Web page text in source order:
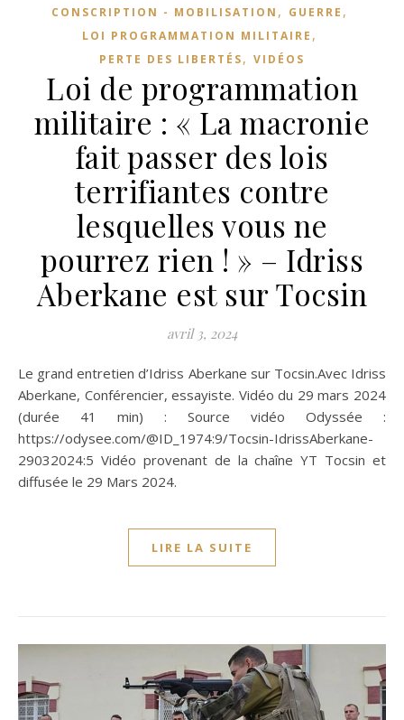
CONSCRIPTION - MOBILISATION , GUERRE ,
LOI PROGRAMMATION MILITAIRE ,
PERTE DES LIBERTÉS, VIDÉOS
Loi de programmation
militaire : « La macronie
fait passer des lois
terrifiantes contre
lesquelles vous ne
pourrez rien ! » – Idriss
Aberkane est sur Tocsin
avril 3, 2024
Le grand entretien d’Idriss Aberkane sur Tocsin.Avec Idriss
Aberkane, Conférencier, essayiste. Vidéo du 29 mars 2024
(durée 41 min) : Source vidéo Odyssée :
https://odysee.com/@ID_1974:9/Tocsin-IdrissAberkane-
29032024:5 Vidéo provenant de la chaîne YT Tocsin et
diffusée le 29 Mars 2024.
LIRE LA SUITE